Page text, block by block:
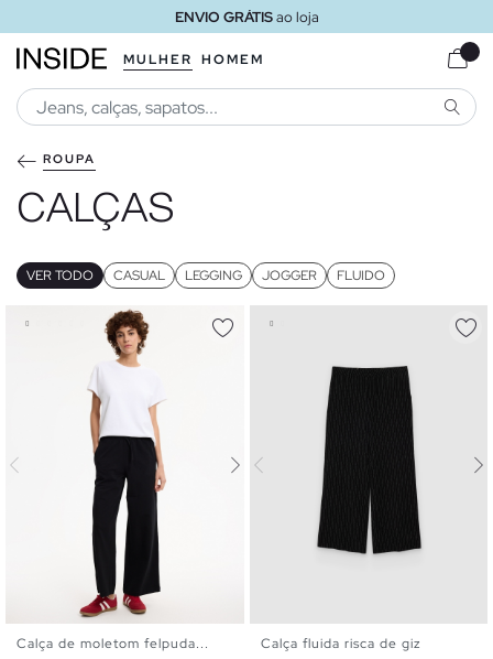
ENVIO GRÁTISao loja
MULHER HOMEM
ROUPA
CALÇAS
VER TODO CASUAL LEGGING JOGGER FLUIDO
Calça de moletom felpuda... Calça fluida risca de giz